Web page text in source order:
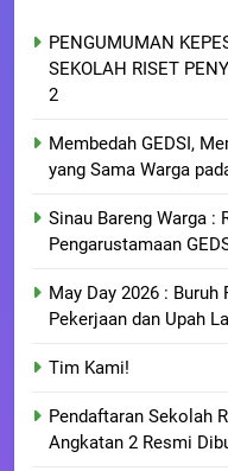
PENGUMUMAN
SEKOLAH RISET
2
Membedah GEDSI,
yang Sama Warga
Sinau Bareng Warga :
Pengarustamaan
May Day 2026 :
Pekerjaan dan Upah
Tim Kami!
Pendaftaran Sekolah
Angkatan 2 Resmi